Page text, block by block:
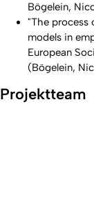
Bögelein,
"The process
models in
European
(Bögelein,
Projektteam